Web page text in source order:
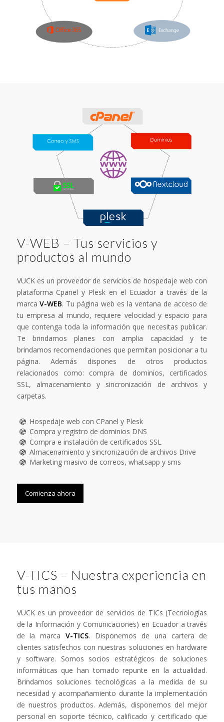
V-WEB – Tus servicios y
productos al mundo
VUCK es un proveedor de servicios de hospedaje web con
plataforma Cpanel y Plesk en el Ecuador a través de la
marcaV-WEB. Tu página web es la ventana de acceso de
tu empresa al mundo, requiere velocidad y espacio para
que contenga toda la información que necesitas publicar.
Te brindamos planes con amplia capacidad y te
brindamos recomendaciones que permitan posicionar a tu
página. Además dispones de otros productos
relacionados como: compra de dominios, certificados
SSL, almacenamiento y sincronización de archivos y
carpetas.
Hospedaje web con CPanel y Plesk
Compra y registro de dominios DNS
Compra e instalación de certificados SSL
Almacenamiento y sincronización de archivos Drive
Marketing masivo de correos, whatsapp y sms
Comienza ahora
V-TICS – Nuestra experiencia en
tus manos
VUCK es un proveedor de servicios de TICs (Tecnologías
de la Información y Comunicaciones) en Ecuador a través
de la marcaV-TICS. Disponemos de una cartera de
clientes satisfechos con nuestras soluciones en hardware
y software. Somos socios estratégicos de soluciones
informáticas que han tomado repunte en la actualidad.
Brindamos soluciones tecnológicas a la medida de su
necesidad y acompañamiento durante la implementación
de nuestros productos. Además, disponemos del mejor
personal en soporte técnico, calificado y certificado que